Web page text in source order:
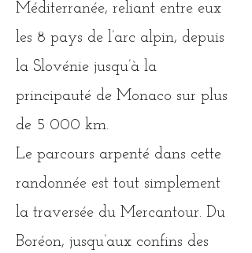
Méditerranée, reliant entre eux
les 8 pays de l’arc alpin, depuis
la Slovénie jusqu’à la
principauté de Monaco sur plus
de 5 000 km.
Le parcours arpenté dans cette
randonnée est tout simplement
la traversée du Mercantour. Du
Boréon, jusqu’aux confins des